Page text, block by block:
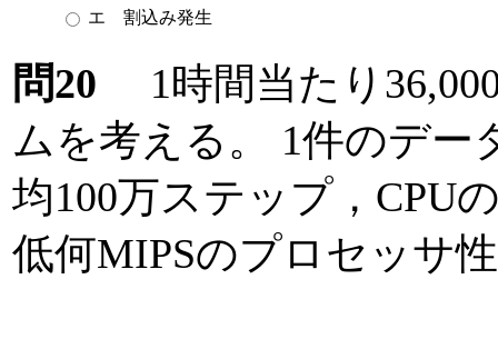
エ 割込み発生
問20 1時間当たり
ムを考える。 1件のデー
均100万ステップ，CPU
低何MIPSのプロセッサ